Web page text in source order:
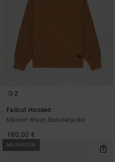
2
Fallout Hooded
Männer Braun Bomberjacke
180,00 €
NEUHEITEN